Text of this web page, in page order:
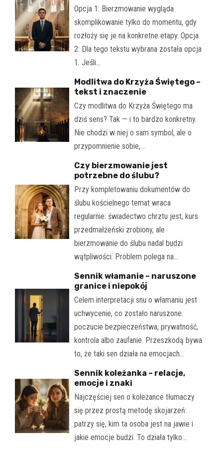
Opcja 1: Bierzmowanie wygląda
skomplikowanie tylko do momentu, gdy
rozłoży się je na konkretne etapy. Opcja
2: Dla tego tekstu wybrana została opcja
1. Jeśli…
Modlitwa do Krzyża Świętego –
tekst i znaczenie
Czy modlitwa do Krzyża Świętego ma
dziś sens? Tak — i to bardzo konkretny.
Nie chodzi w niej o sam symbol, ale o
przypomnienie sobie,…
Czy bierzmowanie jest
potrzebne do ślubu?
Przy kompletowaniu dokumentów do
ślubu kościelnego temat wraca
regularnie: świadectwo chrztu jest, kurs
przedmałżeński zrobiony, ale
bierzmowanie do ślubu nadal budzi
wątpliwości. Problem polega na…
Sennik włamanie – naruszone
granice i niepokój
Celem interpretacji snu o włamaniu jest
uchwycenie, co zostało naruszone:
poczucie bezpieczeństwa, prywatność,
kontrola albo zaufanie. Przeszkodą bywa
to, że taki sen działa na emocjach…
Sennik koleżanka – relacje,
emocje i znaki
Najczęściej sen o koleżance tłumaczy
się przez prostą metodę skojarzeń:
patrzy się, kim ta osoba jest na jawie i
jakie emocje budzi. To działa tylko…